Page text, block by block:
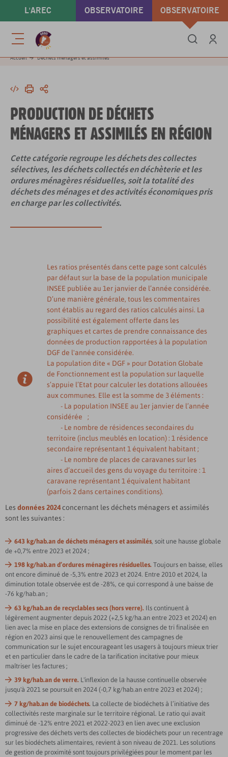
principal
L'AREC OBSERVATOIRE OBSERVATOIRE
DÉCHETS &
Menu
Accueil Déchets ménagers et assimilés
IntégrerImprimerPartager
PRODUCTION DE DÉCHETS
MÉNAGERS ET ASSIMILÉS EN RÉGION
Cette catégorie regroupe les déchets des collectes
sélectives, les déchets collectés en déchèterie et les
ordures ménagères résiduelles, soit la totalité des
déchets des ménages et des activités économiques pris
en charge par les collectivités.
Les ratios présentés dans cette page sont calculés
par défaut sur la base de la population municipale
INSEE publiée au 1er janvier de l’année considérée.
D’une manière générale, tous les commentaires
sont établis au regard des ratios calculés ainsi. La
possibilité est également offerte dans les
graphiques et cartes de prendre connaissance des
données de production rapportées à la population
DGF de l'année considérée.
La population dite « DGF » pour Dotation Globale
de Fonctionnement est la population sur laquelle
s’appuie l’Etat pour calculer les dotations allouées
aux communes. Elle est la somme de 3 éléments :
- La population INSEE au 1er janvier de l’année
considérée ;
- Le nombre de résidences secondaires du
territoire (inclus meublés en location) : 1 résidence
secondaire représentant 1 équivalent habitant ;
- Le nombre de places de caravanes sur les
aires d’accueil des gens du voyage du territoire : 1
caravane représentant 1 équivalent habitant
(parfois 2 dans certaines conditions).
Les données 2024concernant les déchets ménagers et assimilés
sont les suivantes :
643 kg/hab.an de déchets ménagers et assimilés, soit une hausse globale
de +0,7% entre 2023 et 2024 ;
198 kg/hab.an d’ordures ménagères résiduelles. Toujours en baisse, elles
ont encore diminué de -5,3% entre 2023 et 2024. Entre 2010 et 2024, la
diminution totale observée est de -28%, ce qui correspond à une baisse de
-76 kg/hab.an ;
63 kg/hab.an de recyclables secs (hors verre). Ils continuent à
légèrement augmenter depuis 2022 (+2,5 kg/ha.an entre 2023 et 2024) en
lien avec la mise en place des extensions de consignes de tri finalisée en
région en 2023 ainsi que le renouvellement des campagnes de
communication sur le sujet encourageant les usagers à toujours mieux trier
et en particulier dans le cadre de la tarification incitative pour mieux
maîtriser les factures ;
39 kg/hab.an de verre. L'inflexion de la hausse continuelle observée
jusqu'à 2021 se poursuit en 2024 (-0,7 kg/hab.an entre 2023 et 2024) ;
7 kg/hab.an de biodéchets. La collecte de biodéchets à l’initiative des
collectivités reste marginale sur le territoire régional. Le ratio qui avait
diminué de -12% entre 2021 et 2022-2023 en lien avec une exclusion
progressive des déchets verts des collectes de biodéchets pour un recentrage
sur les biodéchets alimentaires, revient à son niveau de 2021. Les solutions
de gestion de proximité sont toujours privilégiées pour le moment par les